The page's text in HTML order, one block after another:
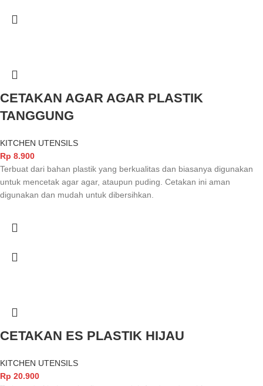
CETAKAN AGAR AGAR PLASTIK
TANGGUNG
KITCHEN UTENSILS
Rp 8.900
Terbuat dari bahan plastik yang berkualitas dan biasanya digunakan
untuk mencetak agar agar, ataupun puding. Cetakan ini aman
digunakan dan mudah untuk dibersihkan.
CETAKAN ES PLASTIK HIJAU
KITCHEN UTENSILS
Rp 20.900